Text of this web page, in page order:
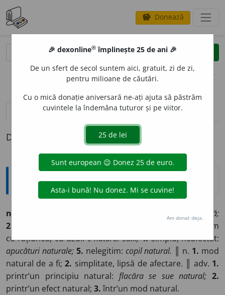
savings Donează
clear
opțiuni
definiții (1) pronunțievolume_up (50)
Definiția cu ID-ul 801685:
Explicative DEX
natural
lege naturală;
2.
conform
cu rațiunea, cu uzul:e natural să...; 4.simplu, neafectat:
apucături naturale; 5. nelegitim: copil natural. ║ n. 1. mod
natural de a fi;2. simplitate, lipsă de afectare. ║ adv. 1.
printr’un principiu natural: flacăra se sue natural; 2.
printr’un efect natural; 3.într’un mod natural.
🎉 dexonline® împlinește 25 de ani 🎉
De un sfert de secol suntem aici, gratuit, zi de zi,
pentru milioane de căutări.
Cu o mică donație aniversară ne-ați ajuta să păstrăm
cuvintele la îndemâna tuturor și pe viitor.
Am donat deja.